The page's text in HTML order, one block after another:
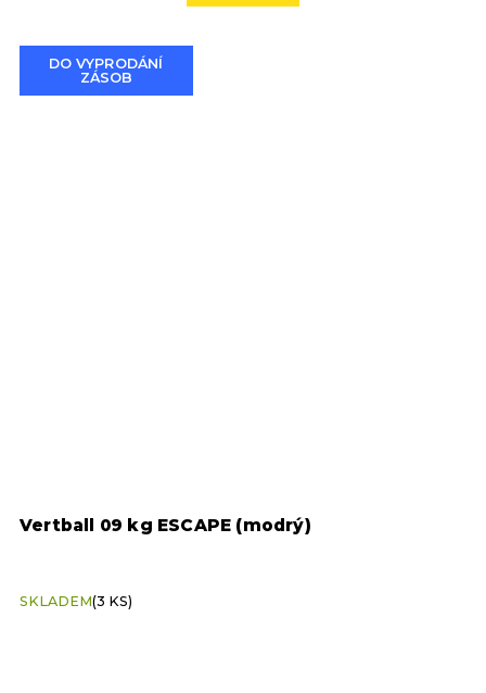
DO VYPRODÁNÍ
ZÁSOB
Vertball 09 kg ESCAPE (modrý)
SKLADEM(3 KS)